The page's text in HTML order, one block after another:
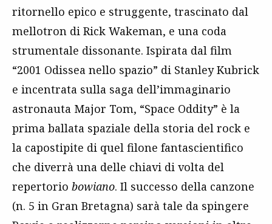
ritornello epico e struggente, trascinato dal
mellotron di Rick Wakeman, e una coda
strumentale dissonante. Ispirata dal film
“2001 Odissea nello spazio” di Stanley Kubrick
e incentrata sulla saga dell’immaginario
astronauta Major Tom, “Space Oddity” è la
prima ballata spaziale della storia del rock e
la capostipite di quel filone fantascientifico
che diverrà una delle chiavi di volta del
repertorio bowiano. Il successo della canzone
(n. 5 in Gran Bretagna) sarà tale da spingere